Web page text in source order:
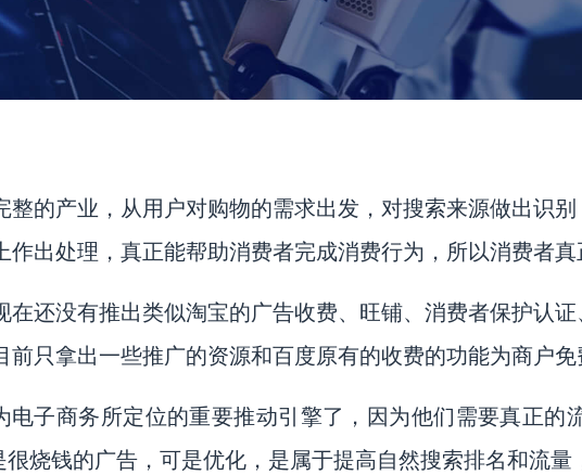
智能营销
品牌公关
整的产业，从用户对购物的需求出发，对搜索来源做出识
作出处理，真正能帮助消费者完成消费行为，所以消费者
在还没有推出类似淘宝的广告收费、旺铺、消费者保护认
只拿出一些推广的资源和百度原有的收费的功能为商户免
电子商务所定位的重要推动引擎了，因为他们需要真正
很烧钱的广告，可是优化，是属于提高自然搜索排名和流量